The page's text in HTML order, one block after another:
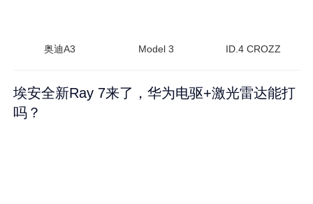
奥迪A3 Model 3 ID.4 CROZZ
埃安全新Ray 7来了，华为电驱+激光雷达能打
吗？